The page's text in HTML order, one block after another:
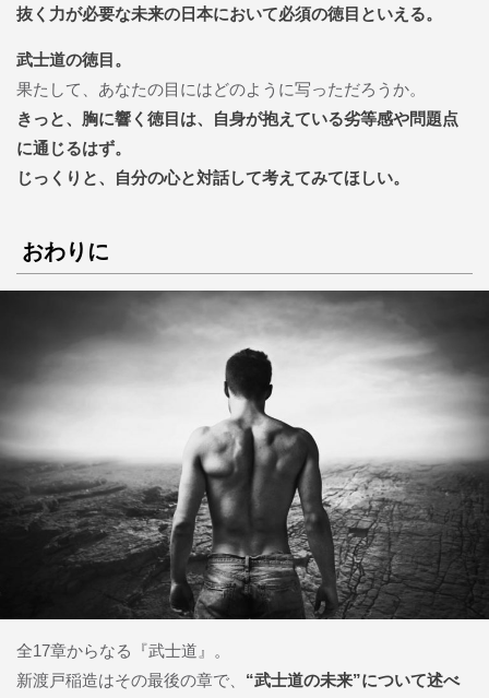
抜く力が必要な未来の日本において必須の徳目といえる。
武士道の徳目。
果たして、あなたの目にはどのように写っただろうか。
きっと、胸に響く徳目は、自身が抱えている劣等感や問題点
に通じるはず。
じっくりと、自分の心と対話して考えてみてほしい。
おわりに
全17章からなる『武士道』。
新渡戸稲造はその最後の章で、 “武士道の未来”について述べ